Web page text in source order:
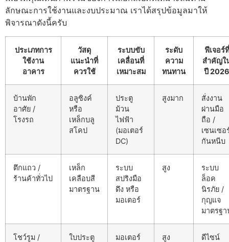
ลักษณะการใช้งานและงบประมาณ เราได้สรุปข้อมูลมาให้
พิจารณาดังนี้ครับ
ประเภทการ
ใช้งาน
อาคาร
วัสดุ
แนะนำที่
ควรใช้
ระบบขับ
เคลื่อนที่
เหมาะสม
ระดับ
ความ
ทนทาน
ฟีเจอร์ที่
สำคัญใ
ปี 2026
บ้านพัก
อาศัย /
โรงรถ
อลูซิงค์
หรือ
เหล็กบลู
สโคป
ประตู
ม้วน
ไฟฟ้า
(มอเตอร์
DC)
สูงมาก
สั่งงาน
ผ่านมือ
ถือ /
เซนเซอ
กันหนีบ
ตึกแถว /
ร้านค้าทั่วไป
เหล็ก
เคลือบสี
มาตรฐาน
ระบบ
สปริงมือ
ดึง หรือ
มอเตอร์
สูง
ระบบ
ล็อค
นิรภัย /
กุญแจ
มาตรฐ
โชว์รูม /
ใบประตู
มอเตอร์
สูง
ดีไซน์